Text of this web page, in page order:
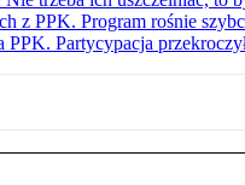
z PPK. Program rośnie
Partycypacja